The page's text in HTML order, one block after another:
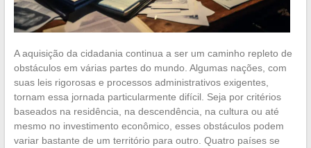
A aquisição da cidadania continua a ser um caminho repleto de
obstáculos em várias partes do mundo. Algumas nações, com
suas leis rigorosas e processos administrativos exigentes,
tornam essa jornada particularmente difícil. Seja por critérios
baseados na residência, na descendência, na cultura ou até
mesmo no investimento econômico, esses obstáculos podem
variar bastante de um território para outro. Quatro países se